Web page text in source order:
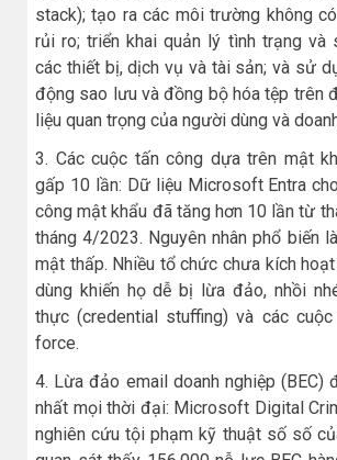
stack); tạo ra các môi trường không
rủi ro; triển khai quản lý tình trạng và
các thiết bị, dịch vụ và tài sản; và sử
động sao lưu và đồng bộ hóa tệp trên
liệu quan trọng của người dùng và
3. Các cuộc tấn công dựa trên mật
gấp 10 lần: Dữ liệu Microsoft Entra
công mật khẩu đã tăng hơn 10 lần từ
tháng 4/2023. Nguyên nhân phổ biến
mật thấp. Nhiều tổ chức chưa kích
dùng khiến họ dễ bị lừa đảo, nhồi
thực (credential stuffing) và các
force.
4. Lừa đảo email doanh nghiệp (BEC)
nhất mọi thời đại: Microsoft Digital
nghiên cứu tội phạm kỹ thuật số số